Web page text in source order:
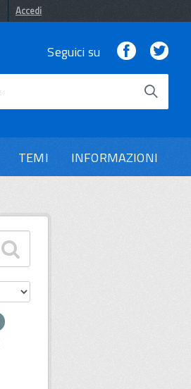
Accedi
Seguici su Facebook
TEMI INFORMAZIONI